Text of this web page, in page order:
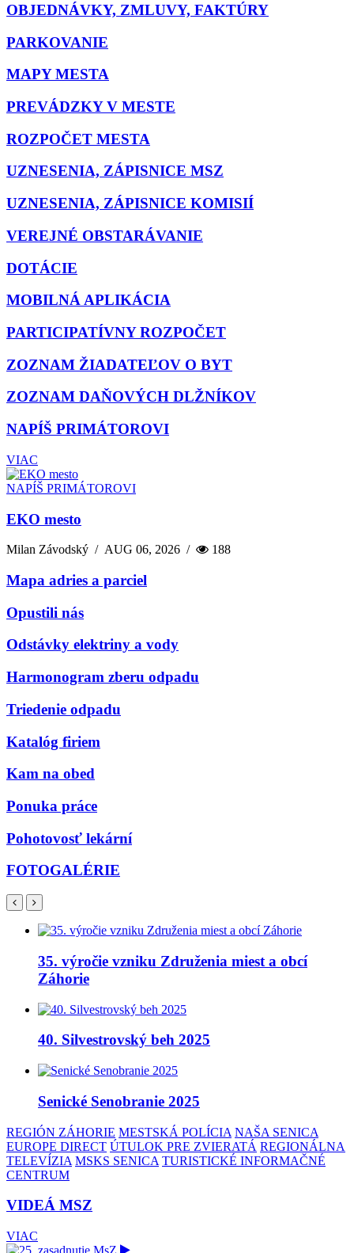
OBJEDNÁVKY, ZMLUVY, FAKTÚRY
PARKOVANIE
MAPY MESTA
PREVÁDZKY V MESTE
ROZPOČET MESTA
UZNESENIA, ZÁPISNICE MSZ
UZNESENIA, ZÁPISNICE KOMISIÍ
VEREJNÉ OBSTARÁVANIE
DOTÁCIE
MOBILNÁ APLIKÁCIA
PARTICIPATÍVNY ROZPOČET
ZOZNAM ŽIADATEĽOV O BYT
ZOZNAM DAŇOVÝCH DLŽNÍKOV
NAPÍŠ PRIMÁTOROVI
VIAC
NAPÍŠ PRIMÁTOROVI
EKO mesto
Milan Závodský /AUG 06, 2026 / 188
Mapa adries a parciel
Opustili nás
Odstávky elektriny a vody
Harmonogram zberu odpadu
Triedenie odpadu
Katalóg firiem
Kam na obed
Ponuka práce
Pohotovosť lekární
FOTOGALÉRIE
35. výročie vzniku Združenia miest a obcí
Záhorie
40. Silvestrovský beh 2025
Senické Senobranie 2025
REGIÓN ZÁHORIE MESTSKÁ POLÍCIA NAŠA SENICA
EUROPE DIRECT ÚTULOK PRE ZVIERATÁ REGIONÁLNA
TELEVÍZIA MSKS SENICA TURISTICKÉ INFORMAČNÉ
CENTRUM
VIDEÁ MSZ
VIAC